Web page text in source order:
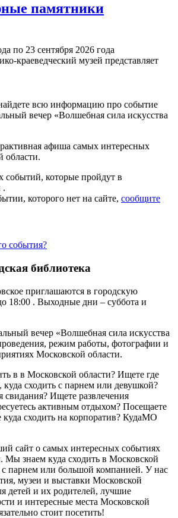
памятники
по 23 сентября 2026 года
краеведческий музей представляет
всю информацию про событие
вечер «Волшебная сила искусства
афиша самых интересных
области.
событий, которые пройдут в
.
которого нет на сайте, сообщите
события?
библиотека
приглашаются в городскую
18:00 . Выходные дни – суббота и
вечер «Волшебная сила искусства
режим работы, фотографии и
Московской области.
в в Московской области? Ищете где
куда сходить с парнем или девушкой?
свидания? Ищете развлечения
активным отдыхом? Посещаете
куда сходить на корпоратив? КудаМО
сайт о самых интересных событиях
Мы знаем куда сходить в Московской
с парнем или большой компанией. У нас
музеи и выставки Московской
детей и их родителей, лучшие
и интересные места Московской
стоит посетить!